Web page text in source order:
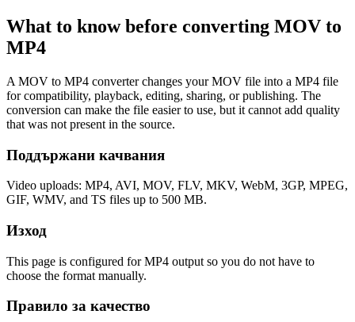
What to know before converting MOV to
MP4
A MOV to MP4 converter changes your MOV file into a MP4 file
for compatibility, playback, editing, sharing, or publishing. The
conversion can make the file easier to use, but it cannot add quality
that was not present in the source.
Поддържани качвания
Video uploads: MP4, AVI, MOV, FLV, MKV, WebM, 3GP, MPEG,
GIF, WMV, and TS files up to 500 MB.
Изход
This page is configured for MP4 output so you do not have to
choose the format manually.
Правило за качество